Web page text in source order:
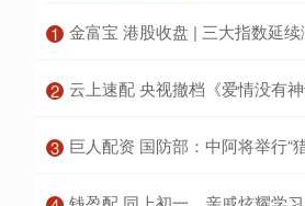
1 金富宝 港股收盘 | 三大指数延续涨势 AI应
2 云上速配 央视撤档《爱情没有神话》
3 巨人配资 国防部：中阿将举行“